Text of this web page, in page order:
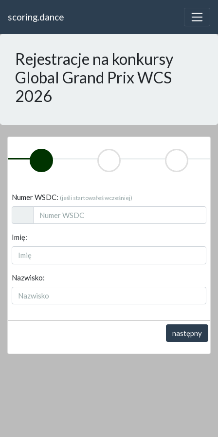
scoring.dance
Rejestracje na konkursy
Global Grand Prix WCS
2026
Numer WSDC: (jeśli startowałeś wcześniej)
Imię:
Nazwisko:
następny